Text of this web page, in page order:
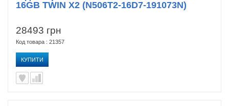
28493 грн
Код товара : 21357
КУПИТИ
16GB TWIN X2 (N506T2-16D7-191073N)